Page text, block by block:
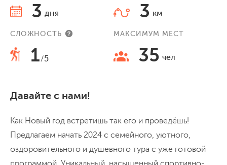
3 дня 3 км
СЛОЖНОСТЬ
1/5
МАКСИМУМ МЕСТ
35 чел
Давайте с нами!
Как Новый год встретишь так его и проведёшь!
Предлагаем начать 2024 с семейного, уютного,
оздоровительного и душевного тура с уже готовой